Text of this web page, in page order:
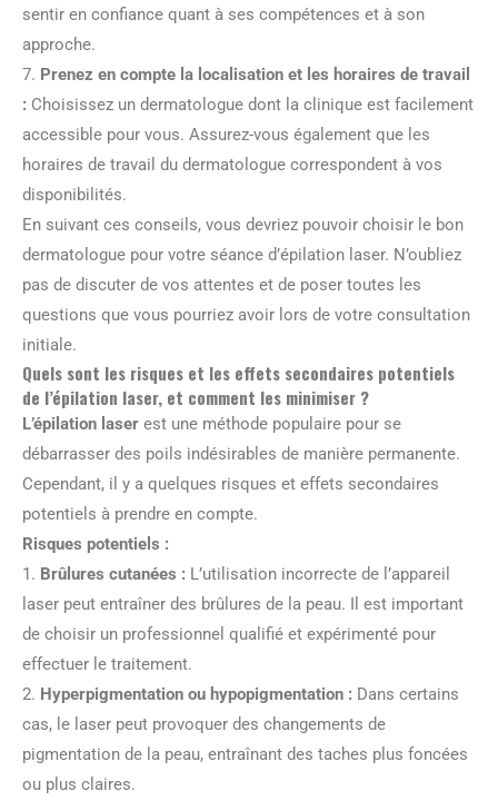
sentir en confiance quant à ses compétences et à son
approche.
7. Prenez en compte la localisation et les horaires de travail
: Choisissez un dermatologue dont la clinique est facilement
accessible pour vous. Assurez-vous également que les
horaires de travail du dermatologue correspondent à vos
disponibilités.
En suivant ces conseils, vous devriez pouvoir choisir le bon
dermatologue pour votre séance d’épilation laser. N’oubliez
pas de discuter de vos attentes et de poser toutes les
questions que vous pourriez avoir lors de votre consultation
initiale.
Quels sont les risques et les effets secondaires potentiels
de l’épilation laser, et comment les minimiser ?
L’épilation laser est une méthode populaire pour se
débarrasser des poils indésirables de manière permanente.
Cependant, il y a quelques risques et effets secondaires
potentiels à prendre en compte.
Risques potentiels :
1. Brûlures cutanées : L’utilisation incorrecte de l’appareil
laser peut entraîner des brûlures de la peau. Il est important
de choisir un professionnel qualifié et expérimenté pour
effectuer le traitement.
2. Hyperpigmentation ou hypopigmentation : Dans certains
cas, le laser peut provoquer des changements de
pigmentation de la peau, entraînant des taches plus foncées
ou plus claires.